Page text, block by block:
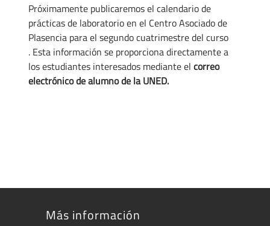
Próximamente publicaremos el calendario de
prácticas de laboratorio en el Centro Asociado de
Plasencia para el segundo cuatrimestre del curso
. Esta información se proporciona directamente a
los estudiantes interesados mediante el correo
electrónico de alumno de la UNED.
Más información